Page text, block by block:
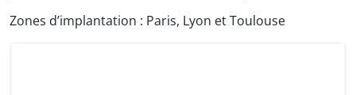
Zones d’implantation : Paris, Lyon et Toulouse